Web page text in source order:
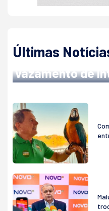
Últimas
Abilio denuncia
vazamento de